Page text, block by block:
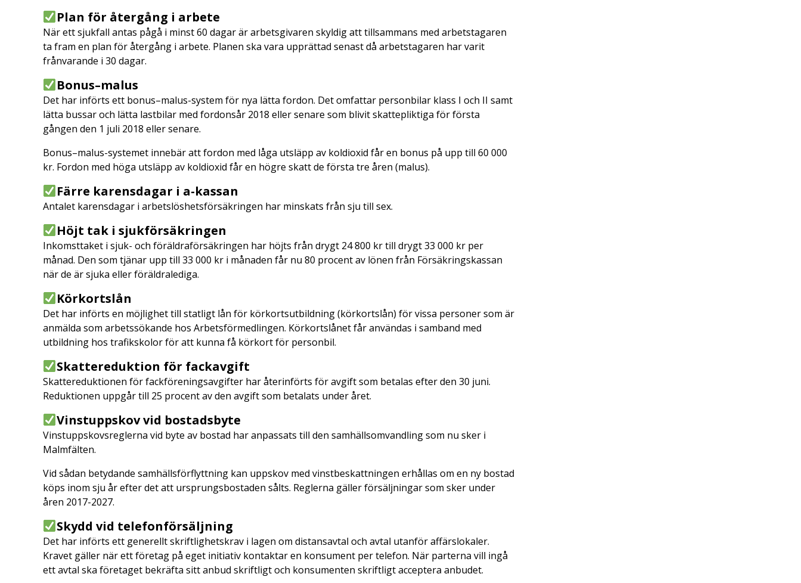
Plan för återgång i arbete
När ett sjukfall antas pågå i minst 60 dagar är arbetsgivaren skyldig att tillsammans med arbetstagaren
ta fram en plan för återgång i arbete. Planen ska vara upprättad senast då arbetstagaren har varit
frånvarande i 30 dagar.
Bonus–malus
Det har införts ett bonus–malus-system för nya lätta fordon. Det omfattar personbilar klass I och II samt
lätta bussar och lätta lastbilar med fordonsår 2018 eller senare som blivit skattepliktiga för första
gången den 1 juli 2018 eller senare.
Bonus–malus-systemet innebär att fordon med låga utsläpp av koldioxid får en bonus på upp till 60 000
kr. Fordon med höga utsläpp av koldioxid får en högre skatt de första tre åren (malus).
Färre karensdagar i a-kassan
Antalet karensdagar i arbetslöshetsförsäkringen har minskats från sju till sex.
Höjt tak i sjukförsäkringen
Inkomsttaket i sjuk- och föräldraförsäkringen har höjts från drygt 24 800 kr till drygt 33 000 kr per
månad. Den som tjänar upp till 33 000 kr i månaden får nu 80 procent av lönen från Försäkringskassan
när de är sjuka eller föräldralediga.
Körkortslån
Det har införts en möjlighet till statligt lån för körkortsutbildning (körkortslån) för vissa personer som är
anmälda som arbetssökande hos Arbetsförmedlingen. Körkortslånet får användas i samband med
utbildning hos trafikskolor för att kunna få körkort för personbil.
Skattereduktion för fackavgift
Skattereduktionen för fackföreningsavgifter har återinförts för avgift som betalas efter den 30 juni.
Reduktionen uppgår till 25 procent av den avgift som betalats under året.
Vinstuppskov vid bostadsbyte
Vinstuppskovsreglerna vid byte av bostad har anpassats till den samhällsomvandling som nu sker i
Malmfälten.
Vid sådan betydande samhällsförflyttning kan uppskov med vinstbeskattningen erhållas om en ny bostad
köps inom sju år efter det att ursprungsbostaden sålts. Reglerna gäller försäljningar som sker under
åren 2017-2027.
Skydd vid telefonförsäljning
Det har införts ett generellt skriftlighetskrav i lagen om distansavtal och avtal utanför affärslokaler.
Kravet gäller när ett företag på eget initiativ kontaktar en konsument per telefon. När parterna vill ingå
ett avtal ska företaget bekräfta sitt anbud skriftligt och konsumenten skriftligt acceptera anbudet.